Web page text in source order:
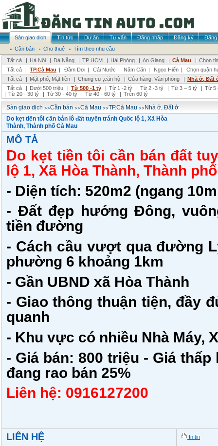
Sàn giao dịch Tin tức Dự án Tư vấn Đăng nhập Đăng ký
Đăng
Cần bán
Cho thuê
Tìm theo nhu cầu
Tất cả
| Hà Nội | Đà Nẵng | TP HCM | Hải Phòng | An Giang | Cà Mau | Chọn
Tất cả | TP.Cà Mau | Đầm Dơi | Cái Nước | Năm Căn | Ngọc Hiển |
Chọn quận
Tất cả
| Mặt phố, Mặt tiền | Chung cư ,căn hộ | Cửa hàng, Văn phòng | Nhà ở, Đất
Tất cả
| Dưới 500 triệu | Từ 500 -1 tỷ | Từ 1 -2 tỷ | Từ 2 -3 tỷ | Từ 3 – 5 tỷ | Từ 5
| Từ 20 - 30 tỷ | Từ 30 - 40 tỷ | Từ 40 - 60 tỷ | Trên 60 tỷ
Sàn giao dịch >>Cần bán >>Cà Mau >>TP.Cà Mau >>Nhà ở, Đất ở
Do kẹt tiền tôi cần bán lô đất tuyến tránh Quốc lộ 1, Xã Hòa
Thành, Thành phố Cà Mau
MÔ TẢ
Do kẹt tiền tôi cần bán đất
lộ 1, Xã Hòa Thành, Thành
- Diện tích: 520m2 (ngang
- Đất đẹp hướng Đông,
tiền đường
- Cách cầu vượt qua đường
phường 6 khoảng 1km
- Gần UBND xã Hòa Thành
- Giao thông thuận tiện, đầy
quanh
- Khu vực có nhiều Nhà Máy,
- Giá bán: 800 triệu - Giá
đang rao bán 25%
Liên hệ: 0916127200
LIÊN HỆ In tin